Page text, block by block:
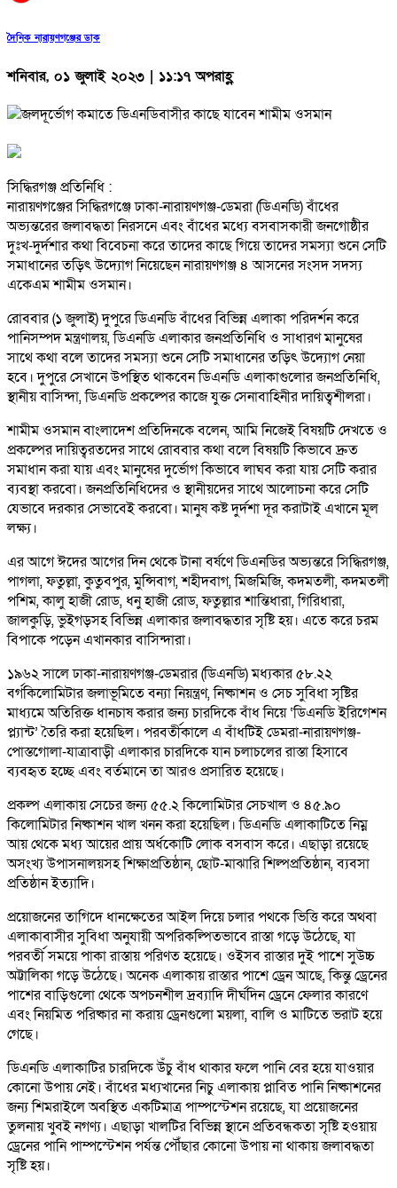
দৈনিক নারায়ণগঞ্জের ডাক
শনিবার, ০১ জুলাই ২০২৩ | ১১:১৭ অপরাহ্ণ
সিদ্ধিরগঞ্জ প্রতিনিধি :
নারায়ণগঞ্জের সিদ্ধিরগঞ্জে ঢাকা-নারায়ণগঞ্জ-ডেমরা (ডিএনডি) বাঁধের
অভ্যন্তরের জলাবদ্ধতা নিরসনে এবং বাঁধের মধ্যে বসবাসকারী জনগোষ্ঠীর
দুঃখ-দুর্দশার কথা বিবেচনা করে তাদের কাছে গিয়ে তাদের সমস্যা শুনে সেটি
সমাধানের তড়িৎ উদ্যোগ নিয়েছেন নারায়ণগঞ্জ ৪ আসনের সংসদ সদস্য
একেএম শামীম ওসমান।
রোববার (১ জুলাই) দুপুরে ডিএনডি বাঁধের বিভিন্ন এলাকা পরিদর্শন করে
পানিসম্পদ মন্ত্রণালয়, ডিএনডি এলাকার জনপ্রতিনিধি ও সাধারণ মানুষের
সাথে কথা বলে তাদের সমস্যা শুনে সেটি সমাধানের তড়িৎ উদ্যোগ নেয়া
হবে। দুপুরে সেখানে উপস্থিত থাকবেন ডিএনডি এলাকাগুলোর জনপ্রতিনিধি,
স্থানীয় বাসিন্দা, ডিএনডি প্রকল্পের কাজে যুক্ত সেনাবাহিনীর দায়িত্বশীলরা।
শামীম ওসমান বাংলাদেশ প্রতিদিনকে বলেন, আমি নিজেই বিষয়টি দেখতে ও
প্রকল্পের দায়িত্বরতদের সাথে রোববার কথা বলে বিষয়টি কিভাবে দ্রুত
সমাধান করা যায় এবং মানুষের দুর্ভোগ কিভাবে লাঘব করা যায় সেটি করার
ব্যবস্থা করবো। জনপ্রতিনিধিদের ও স্থানীয়দের সাথে আলোচনা করে সেটি
যেভাবে দরকার সেভাবেই করবো। মানুষ কষ্ট দুর্দশা দূর করাটাই এখানে মূল
লক্ষ্য।
এর আগে ঈদের আগের দিন থেকে টানা বর্ষণে ডিএনডির অভ্যন্তরে সিদ্ধিরগঞ্জ,
পাগলা, ফতুল্লা, কুতুবপুর, মুন্সিবাগ, শহীদবাগ, মিজমিজি, কদমতলী, কদমতলী
পশিম, কালু হাজী রোড, ধনু হাজী রোড, ফতুল্লার শান্তিধারা, গিরিধারা,
জালকুড়ি, ভুইগড়সহ বিভিন্ন এলাকার জলাবদ্ধতার সৃষ্টি হয়। এতে করে চরম
বিপাকে পড়েন এখানকার বাসিন্দারা।
১৯৬২ সালে ঢাকা-নারায়ণগঞ্জ-ডেমরার (ডিএনডি) মধ্যকার ৫৮.২২
বর্গকিলোমিটার জলাভূমিতে বন্যা নিয়ন্ত্রণ, নিষ্কাশন ও সেচ সুবিধা সৃষ্টির
মাধ্যমে অতিরিক্ত ধানচাষ করার জন্য চারদিকে বাঁধ নিয়ে ‘ডিএনডি ইরিগেশন
প্ল্যান্ট’ তৈরি করা হয়েছিল। পরবর্তীকালে এ বাঁধটিই ডেমরা-নারায়ণগঞ্জ-
পোস্তগোলা-যাত্রাবাড়ী এলাকার চারদিকে যান চলাচলের রাস্তা হিসাবে
ব্যবহৃত হচ্ছে এবং বর্তমানে তা আরও প্রসারিত হয়েছে।
প্রকল্প এলাকায় সেচের জন্য ৫৫.২ কিলোমিটার সেচখাল ও ৪৫.৯০
কিলোমিটার নিষ্কাশন খাল খনন করা হয়েছিল। ডিএনডি এলাকাটিতে নিম্ন
আয় থেকে মধ্য আয়ের প্রায় অর্ধকোটি লোক বসবাস করে। এছাড়া রয়েছে
অসংখ্য উপাসনালয়সহ শিক্ষাপ্রতিষ্ঠান, ছোট-মাঝারি শিল্পপ্রতিষ্ঠান, ব্যবসা
প্রতিষ্ঠান ইত্যাদি।
প্রয়োজনের তাগিদে ধানক্ষেতের আইল দিয়ে চলার পথকে ভিত্তি করে অথবা
এলাকাবাসীর সুবিধা অনুযায়ী অপরিকল্পিতভাবে রাস্তা গড়ে উঠেছে, যা
পরবর্তী সময়ে পাকা রাস্তায় পরিণত হয়েছে। ওইসব রাস্তার দুই পাশে সুউচ্চ
অট্টালিকা গড়ে উঠেছে। অনেক এলাকায় রাস্তার পাশে ড্রেন আছে, কিন্তু ড্রেনের
পাশের বাড়িগুলো থেকে অপচনশীল দ্রব্যাদি দীর্ঘদিন ড্রেনে ফেলার কারণে
এবং নিয়মিত পরিষ্কার না করায় ড্রেনগুলো ময়লা, বালি ও মাটিতে ভরাট হয়ে
গেছে।
ডিএনডি এলাকাটির চারদিকে উঁচু বাঁধ থাকার ফলে পানি বের হয়ে যাওয়ার
কোনো উপায় নেই। বাঁধের মধ্যখানের নিচু এলাকায় প্লাবিত পানি নিষ্কাশনের
জন্য শিমরাইলে অবস্থিত একটিমাত্র পাম্পস্টেশন রয়েছে, যা প্রয়োজনের
তুলনায় খুবই নগণ্য। এছাড়া খালটির বিভিন্ন স্থানে প্রতিবন্ধকতা সৃষ্টি হওয়ায়
ড্রেনের পানি পাম্পস্টেশন পর্যন্ত পৌঁছার কোনো উপায় না থাকায় জলাবদ্ধতা
সৃষ্টি হয়।